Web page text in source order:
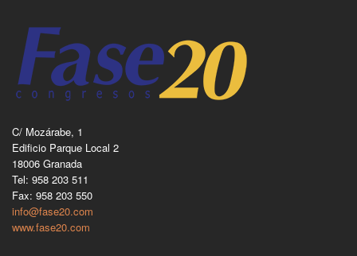
C/ Mozárabe, 1
Edificio Parque Local 2
18006 Granada
Tel: 958 203 511
Fax: 958 203 550
info@fase20.com
www.fase20.com